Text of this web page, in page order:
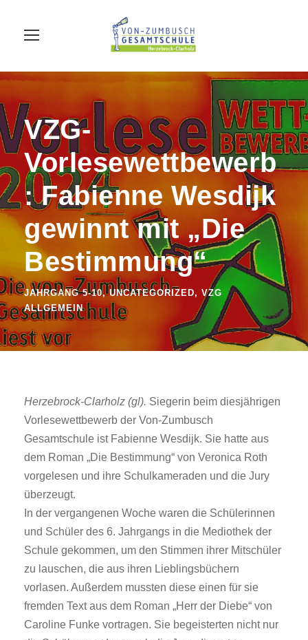
VZG-
Vorlesewettbewerb
: Fabienne Wesdijk
gewinnt mit „Die
Bestimmung“
JAHRGANG 5-10, UNCATEGORIZED, VZG
ALLGEMEIN
Herzebrock-Clarholz (gl). Siegerin beim diesjährigen
Vorlesewettbewerb der Von-Zumbusch
Gesamtschule ist Fabienne Wesdijk. Sie hatte aus
dem Roman „Die Bestimmung“ von Veronica Roth
vorgelesen und ihre Schulkameraden und die Jury
überzeugt.
In der vergangenen Woche waren die Schülerinnen
und Schüler des 6. Jahrgangs in die Mediothek der
Schule gekommen, um den Stimmen ihrer Mitschüler
zu lauschen, die aus ihren Lieblingsbüchern
vorlasen. Außerdem mussten diese einen für sie
fremden Text aus dem Roman „Herr der Diebe“ von
Caroline Funke vortragen. Sie begeisterten nicht nur